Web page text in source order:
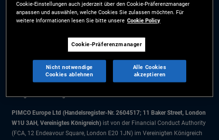
Cookie-Präferenzmanager
Die Informationen auf dieser Website sind ausschließlich für Schweizer
Staatsbürger bestimmt.
Alle Dokumente und Angaben im Bereich börsengehandelte Fonds dienen
ausschließlich zu Informationszwecken und dürfen nicht als
Anlageberatung verstanden werden. Anleger sollten vor einer
Anlageentscheidung finanziellen Rat einholen.
PIMCO Europe Ltd (Handelsregister-Nr. 2604517; 11 Baker Street, London
W1U 3AH, Vereinigtes Königreich) ist von der Financial Conduct Authority
(FCA, 12 Endeavour Square, London E20 1JN) im Vereinigten Königreich
Cookie-Einstellungen auch jederzeit über den Cookie-Präferenzmanager
anpassen und auswählen, welche Cookies Sie zulassen möchten. Für
weitere Informationen lesen Sie bitte unsere Cookie Policy
Cookie-Präferenzmanager
Nicht notwendige
Cookies ablehnen
Alle Cookies
akzeptieren